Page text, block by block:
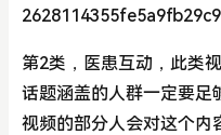
第2类，医患互动，此类
话题涵盖的人群一定要足
视频的部分人会对这个内